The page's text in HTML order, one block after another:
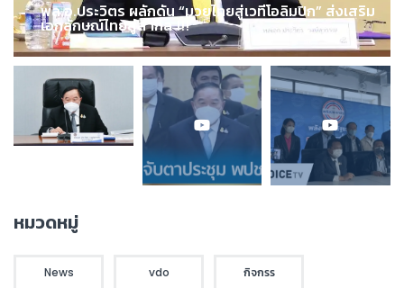
พล.อ.ประวิตร ผลักดัน “มวยไทยสู่เวทีโอลิมปิก” ส่งเสริม
เอกลักษณ์ไทยสู่สากล !!!
หมวดหมู่
News vdo กิจกรร